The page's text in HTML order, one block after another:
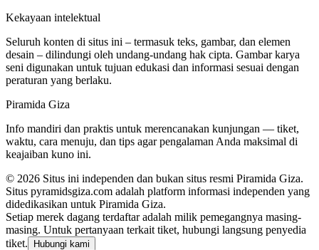
Kekayaan intelektual
Seluruh konten di situs ini – termasuk teks, gambar, dan elemen
desain – dilindungi oleh undang‑undang hak cipta. Gambar karya
seni digunakan untuk tujuan edukasi dan informasi sesuai dengan
peraturan yang berlaku.
Piramida Giza
Info mandiri dan praktis untuk merencanakan kunjungan — tiket,
waktu, cara menuju, dan tips agar pengalaman Anda maksimal di
keajaiban kuno ini.
© 2026 Situs ini independen dan bukan situs resmi Piramida Giza.
Situs pyramidsgiza.com adalah platform informasi independen yang
didedikasikan untuk Piramida Giza.
Setiap merek dagang terdaftar adalah milik pemegangnya masing-
masing. Untuk pertanyaan terkait tiket, hubungi langsung penyedia
tiket.
Hubungi kami